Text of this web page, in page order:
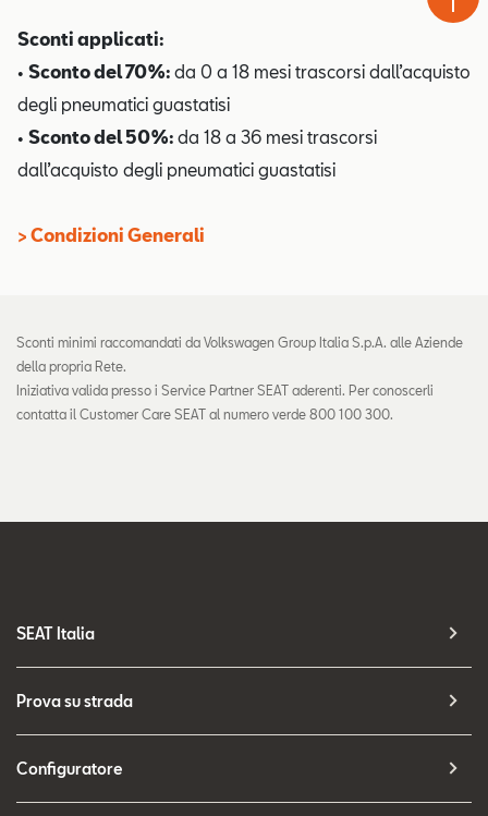
Sconti applicati:
• Sconto del 70%: da 0 a 18 mesi trascorsi dall’acquisto
degli pneumatici guastatisi
• Sconto del 50%: da 18 a 36 mesi trascorsi
dall’acquisto degli pneumatici guastatisi
> Condizioni Generali
Sconti minimi raccomandati da Volkswagen Group Italia S.p.A. alle Aziende
della propria Rete.
Iniziativa valida presso i Service Partner SEAT aderenti. Per conoscerli
contatta il Customer Care SEAT al numero verde 800 100 300.
SEAT Italia
Prova su strada
Configuratore